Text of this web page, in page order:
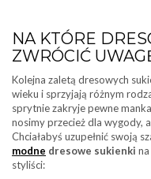
NA KTÓRE
ZWRÓCIĆ
Kolejna zaletą dresowych
wieku i sprzyjają różnym
sprytnie zakryje pewne
nosimy przecież dla wygody,
Chciałabyś uzupełnić swoją
modne dresowe sukienki
styliści: